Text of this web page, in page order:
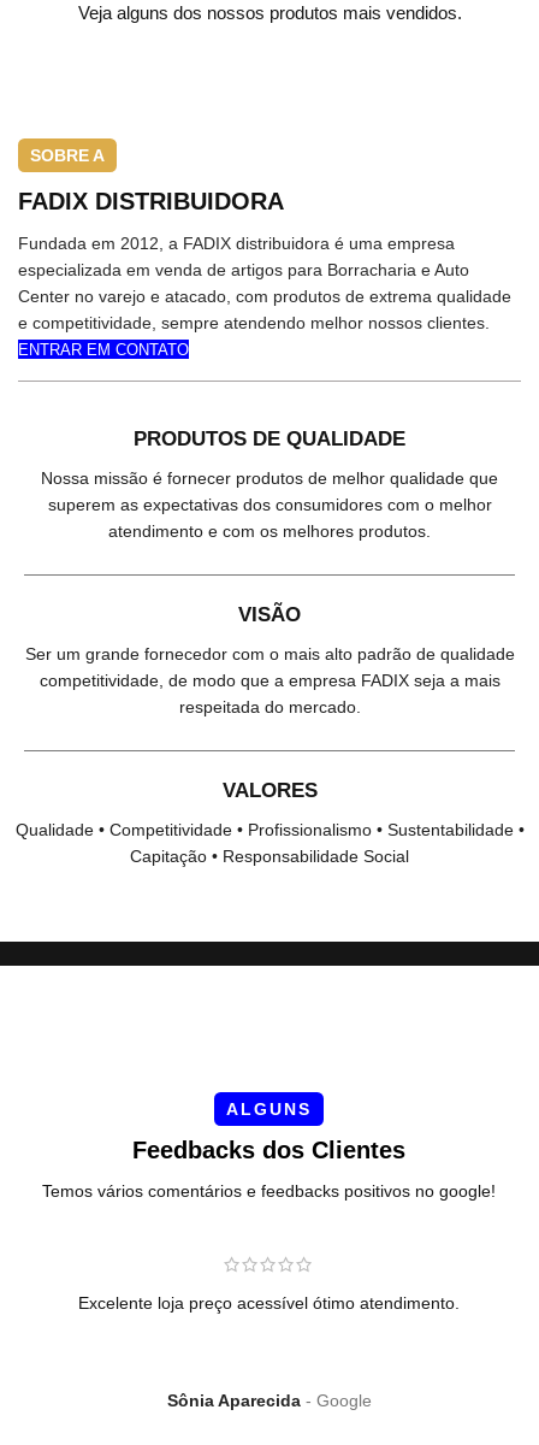
Veja alguns dos nossos produtos mais vendidos.
SOBRE A
FADIX DISTRIBUIDORA
Fundada em 2012, a FADIX distribuidora é uma empresa
especializada em venda de artigos para Borracharia e Auto
Center no varejo e atacado, com produtos de extrema qualidade
e competitividade, sempre atendendo melhor nossos clientes.
ENTRAR EM CONTATO
PRODUTOS DE QUALIDADE
Nossa missão é fornecer produtos de melhor qualidade que
superem as expectativas dos consumidores com o melhor
atendimento e com os melhores produtos.
VISÃO
Ser um grande fornecedor com o mais alto padrão de qualidade
competitividade, de modo que a empresa FADIX seja a mais
respeitada do mercado.
VALORES
Qualidade • Competitividade • Profissionalismo • Sustentabilidade •
Capitação • Responsabilidade Social
ALGUNS
Feedbacks dos Clientes
Temos vários comentários e feedbacks positivos no google!
Excelente loja preço acessível ótimo atendimento.
Sônia Aparecida Google